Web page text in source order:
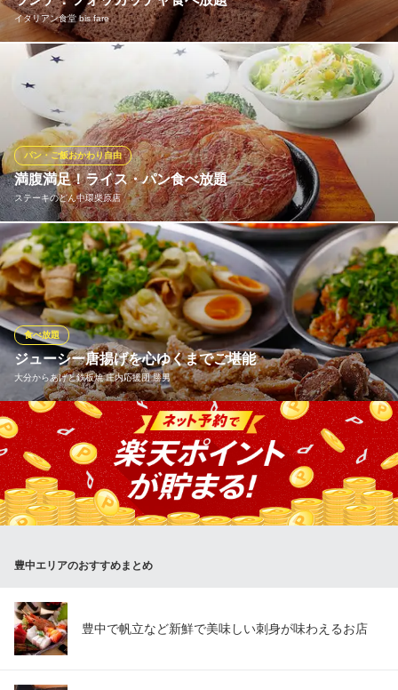
イタリアン食堂 bis fare
ランチタイムはお店で焼き上げる米粉のフォカッチャが食べ放
題！ランチセットではその他にも前菜盛り合わせ、サラダ付きの
ランチセットがおススメです。人気のパスタセットでは生パスタ
をご堪能いただけます。またお子様ランチセットのご用意もあり
ますのでお子様連れでのご来店もおすすめです！
イタリアン食堂 bis fare
子ども食堂×イタリアン
阪急宝塚線服部天神駅 徒歩12分
大阪府豊中市北条町1-22-7 サンワード緑地1F
満腹満足！ライス・パン食べ放題
ステーキのどん中環柴原店
パン・ご飯おかわり自由
ランチメニューには、ライスとパンのお替り自由が付いていま
す。しかも「ライスかパン」ではなく「ライスもパンも」両方O
K！炊き立てのご飯と、オーブンで温めたパンを、心ゆくまでお楽
しみください。
ステーキのどん中環柴原店
気軽に熱々のステーキ
大阪モノレール線柴原阪大前駅 徒歩4分
大阪府豊中市刀根山元町5-50
ジューシー唐揚げを心ゆくまでご堪能
大分からあげと鉄板焼 庄内応援団 勝男
食べ放題
勝男の宴会コースは、なんと！もも唐揚げが食べ放題で楽しんで
いただけます。エビチリいためや牛スジポン酢など、10種類の中
から選べる一品料理、120分飲み放題まで付いて破格の3,000円で
ご提供！歓送迎会など、各種宴会をお得にお楽しみいただけま
す！
唐揚・鉄板焼・居酒屋
大阪府豊中市庄内東町4-2-27
豊中エリアのおすすめまとめ
豊中で帆立など新鮮で美味しい刺身が味わえるお店